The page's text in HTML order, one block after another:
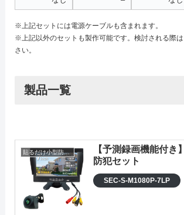
※上記セットには電源ケーブルも含まれます。
※上記以外のセットも製作可能です。検討される際
さい。
製品一覧
貼るだけ小型防犯カメラセット
【予測録画機能付き
防犯セット
SEC-S-M1080P-7LP